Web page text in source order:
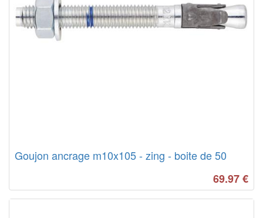
Goujon ancrage m10x105 - zing - boite de 50
69.97€